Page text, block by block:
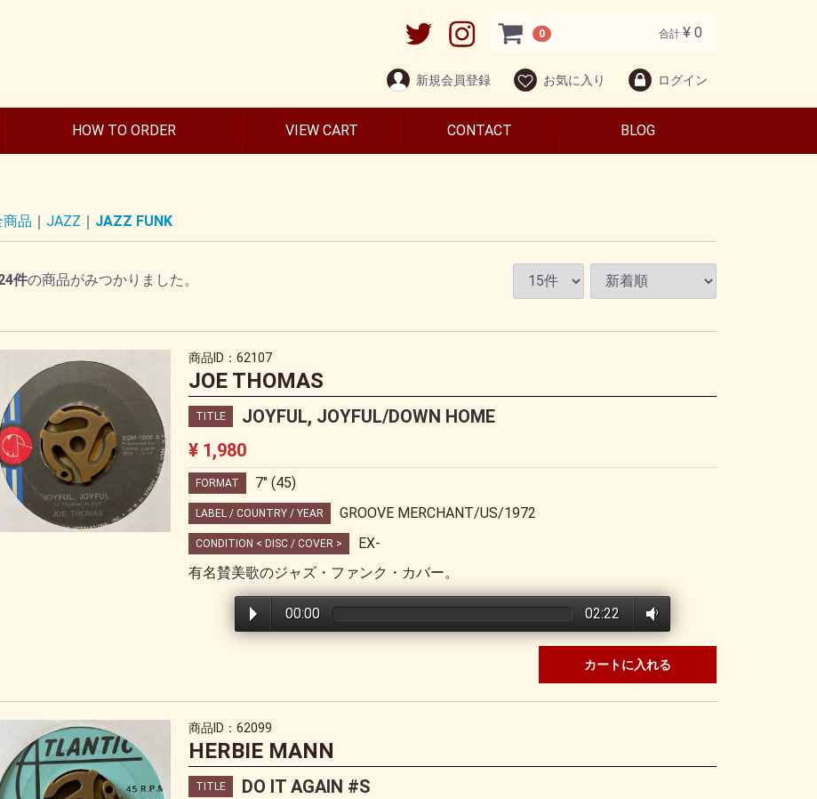
0 合計 ¥ 0
新規会員登録 お気に入り ログイン
HOW TO ORDER VIEW CART CONTACT BLOG
商品 JAZZ JAZZ FUNK
件の商品がみつかりました。
商品ID：62107
JOE THOMAS
TITLE
JOYFUL, JOYFUL/DOWN HOME
¥ 1,980
FORMAT 7" (45)
LABEL / COUNTRY / YEAR GROOVE MERCHANT/US/1972
CONDITION < DISC / COVER >
EX-
有名賛美歌のジャズ・ファンク・カバー。
00:00 02:22
カートに入れる
商品ID：62099
HERBIE MANN
TITLE
DO IT AGAIN #S